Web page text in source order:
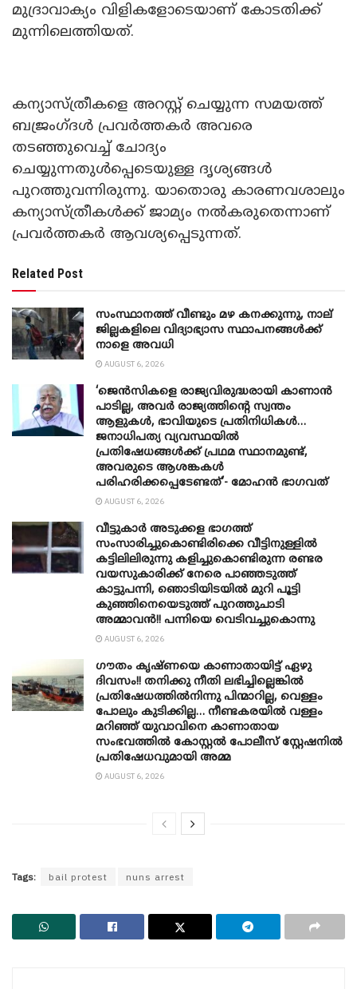
മുദ്രാവാക്യം വിളികളോ‌ടെയാണ് കോടതിക്ക്
മുന്നിലെത്തിയത്.
കന്യാസ്ത്രീകളെ അറസ്റ്റ് ചെയ്യുന്ന സമയത്ത്
ബജ്രം​ഗ്ദൾ പ്രവർത്തകർ അവരെ
തട‌ഞ്ഞുവെച്ച് ചോദ്യം
ചെയ്യുന്നതുൾപ്പെ‌ടെയുള്ള ദൃശ്യങ്ങൾ
പുറത്തുവന്നിരുന്നു. യാതൊരു കാരണവശാലും
കന്യാസ്ത്രീകള്‍ക്ക് ജാമ്യം നല്‍കരുതെന്നാണ്
പ്രവര്‍ത്തകര്‍ ആവശ്യപ്പെടുന്നത്.
Related Post
സംസ്ഥാനത്ത് വീണ്ടും മഴ കനക്കുന്നു, നാല്
ജില്ലകളിലെ വിദ്യാഭ്യാസ സ്ഥാപനങ്ങൾക്ക്
നാളെ അവധി
AUGUST 6, 2026
‘ജെൻസികളെ രാജ്യവിരുദ്ധരായി കാണാൻ
പാടില്ല, അവർ രാജ്യത്തിന്റെ സ്വന്തം
ആളുകൾ, ഭാവിയുടെ പ്രതിനിധികൾ…
ജനാധിപത്യ വ്യവസ്ഥയിൽ
പ്രതിഷേധങ്ങൾക്ക് പ്രഥമ സ്ഥാനമുണ്ട്,
അവരുടെ ആശങ്കകൾ
പരിഹരിക്കപ്പെടേണ്ടത്’- മോഹൻ ഭാ​ഗവത്
AUGUST 6, 2026
വീട്ടുകാർ അ‌ടുക്കള ഭാ​ഗത്ത്
സംസാരിച്ചുകൊണ്ടിരിക്കെ വീട്ടിനുള്ളിൽ
കട്ടിലിലിരുന്നു കളിച്ചുകൊണ്ടിരുന്ന രണ്ടര
വയസുകാരിക്ക് നേരെ പാഞ്ഞടുത്ത്
കാട്ടുപന്നി, ‍ഞൊടിയി‌ടയിൽ മുറി പൂട്ടി
കുഞ്ഞിനെയെടുത്ത് പുറത്തുചാടി
അമ്മാവൻ!! പന്നിയെ വെടിവച്ചുകൊന്നു
AUGUST 6, 2026
ഗൗതം കൃഷ്ണയെ കാണാതായിട്ട് ഏഴു
ദിവസം!! തനിക്കു നീതി ലഭിച്ചില്ലെങ്കിൽ
പ്രതിഷേധത്തിൽനിന്നു പിന്മാറില്ല, വെള്ളം
പോലും കുടിക്കില്ല… നീണ്ടകരയിൽ വള്ളം
മറിഞ്ഞ് യുവാവിനെ കാണാതായ
സംഭവത്തിൽ കോസ്റ്റൽ പോലീസ് സ്റ്റേഷനിൽ
പ്രതിഷേധവുമായി അമ്മ
AUGUST 6, 2026
Tags: bail protest nuns arrest